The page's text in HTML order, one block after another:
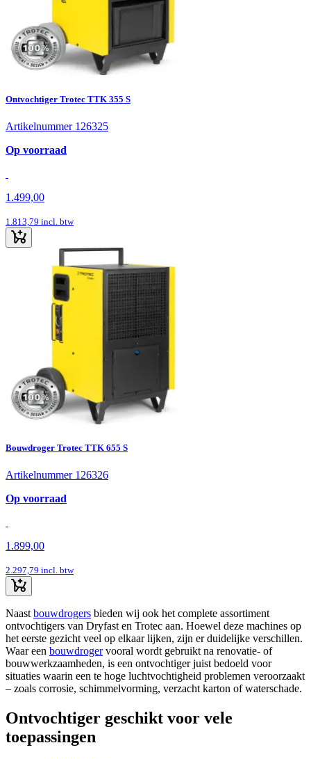
Ontvochtiger Trotec TTK 355 S
Artikelnummer 126325
Op voorraad
1.499,00
1.813,79 incl. btw
Bouwdroger Trotec TTK 655 S
Artikelnummer 126326
Op voorraad
1.899,00
2.297,79 incl. btw
Naast bouwdrogers bieden wij ook het complete assortiment
ontvochtigers van Dryfast en Trotec aan. Hoewel deze machines op
het eerste gezicht veel op elkaar lijken, zijn er duidelijke verschillen.
Waar een bouwdrogervooral wordt gebruikt na renovatie- of
bouwwerkzaamheden, is een ontvochtiger juist bedoeld voor
situaties waarin een te hoge luchtvochtigheid problemen veroorzaakt
– zoals corrosie, schimmelvorming, verzacht karton of waterschade.
Ontvochtiger geschikt voor vele
toepassingen